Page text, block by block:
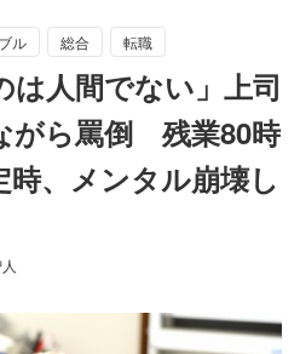
ル 総合 転職
は人間でない」上司
がら罵倒 残業80時
、メンタル崩壊し